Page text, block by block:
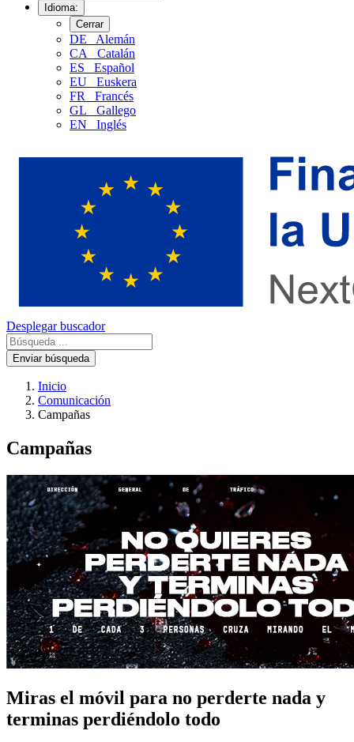
Idioma:
Cerrar
DE
Alemán
CA
Catalán
ES
Español
EU
Euskera
FR
Francés
GL
Gallego
EN
Inglés
Desplegar buscador
Enviar búsqueda
Inicio
Comunicación
Campañas
Campañas
Miras el móvil para no perderte nada y
terminas perdiéndolo todo